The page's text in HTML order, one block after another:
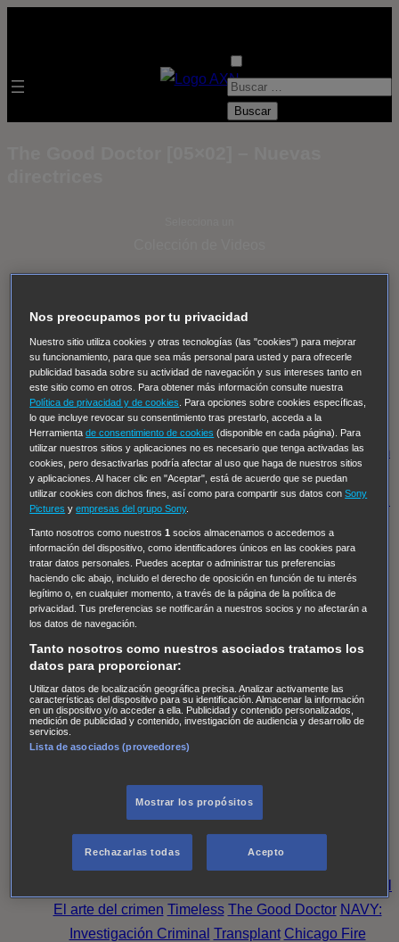
B
Thomas, el ojo del FBI Pan Am Dawson crece
Insomnia El Guardián The Blacklist Cinco en familia
Hudson & Rex Diez libras y un sueño Mr Loverman
Regreso al futuro III NUEVE CUERPOS Los últimos
caballeros Tormenta infinita Sing Street Cobra Kai
Tom
y Lola High Country Los casos de Susan Ryeland:
Moonflower Murders Twisted Metal Mentes Criminales:
Hailey Dean Without Sin: Libre de Culpa Morbius
NCIS: Nueva Orleans
Pandora En fuera de juego
The Shield: Al margen de la ley Duplicated Preacher
The Killing Kind
Chicago Fire Monarch Circuito cerradoAlert: Unidad
de personas desaparecidas
Ladrón de guante blanco Hannibal Daños y Perjuicios
AXN Masters of Sex Three PinesAccused CarterAlice
Nevers Crossing Lines
Magpie Murders Blindspot Coyote
Noche Wild Bill Mentes Criminales Candice Renoir
Annika
El arte del crimen Timeless The Good Doctor NAVY:
Investigación Criminal Transplant Chicago Fire
Nos preocupamos por tu privacidad
Nuestro sitio utiliza cookies y otras tecnologías (las "cookies") para mejorar
su funcionamiento, para que sea más personal para usted y para ofrecerle
publicidad basada sobre su actividad de navegación y sus intereses tanto en
este sitio como en otros. Para obtener más información consulte nuestra
Política de privacidad y de cookies
. Para opciones sobre cookies específicas,
lo que incluye revocar su consentimiento tras prestarlo, acceda a la
Herramientade consentimiento de cookies (disponible en cada página). Para
utilizar nuestros sitios y aplicaciones no es necesario que tenga activadas las
cookies, pero desactivarlas podría afectar al uso que haga de nuestros sitios
y aplicaciones. Al hacer clic en "Aceptar", está de acuerdo que se puedan
utilizar cookies con dichos fines, así como para compartir sus datos conSony
Pictures yempresas del grupo Sony.
Tanto nosotros como nuestros1 socios almacenamos o accedemos a
información del dispositivo, como identificadores únicos en las cookies para
tratar datos personales. Puedes aceptar o administrar tus preferencias
haciendo clic abajo, incluido el derecho de oposición en función de tu interés
legítimo o, en cualquier momento, a través de la página de la política de
privacidad. Tus preferencias se notificarán a nuestros socios y no afectarán a
los datos de navegación.
Tanto nosotros como nuestros asociados tratamos los
datos para proporcionar:
Utilizar datos de localización geográfica precisa. Analizar activamente las
características del dispositivo para su identificación. Almacenar la información
en un dispositivo y/o acceder a ella. Publicidad y contenido personalizados,
medición de publicidad y contenido, investigación de audiencia y desarrollo de
servicios.
Lista de asociados (proveedores)
Mostrar los propósitos
Rechazarlas todas Acepto